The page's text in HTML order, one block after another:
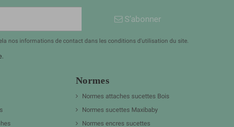
S’abonner
nos informations de contact dans les conditions d'utilisation du site.
Normes
Normes attaches sucettes Bois
Normes sucettes Maxibaby
Normes encres sucettes